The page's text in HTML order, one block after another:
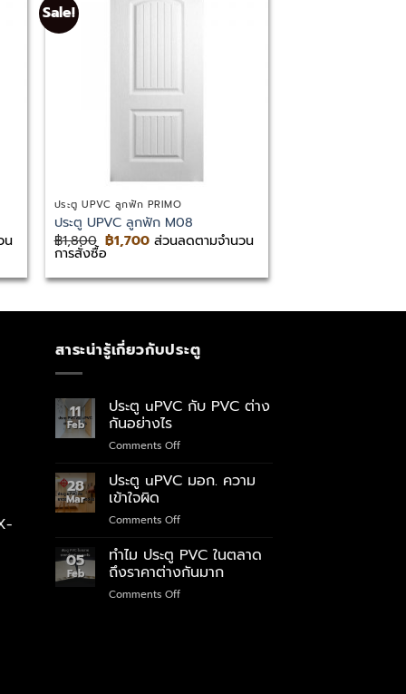
น
Sale!
ประตู UPVC ลูกฟัก PRIMO
ประตู UPVC ลูกฟัก M08
฿1,800 Original
price
฿1,800.
฿1,700Current
฿1,700.
ส่วนลดตามจำนวน
การสั่งซื้อ
สาระน่ารู้เกี่ยวกับประตู
11
Feb
ประตู uPVC กับ PVC ต่าง
กันอย่างไร
Comments Offon
uPVC
ต่าง
อย่างไร
28
Mar
ประตู uPVC มอก. ความ
เข้าใจผิด
Comments Offon
uPVC
มอก.
ความ
เข้าใจ
05
Feb
ทำไม ประตู PVC ในตลาด
ถึงราคาต่างกันมาก
Comments Offon